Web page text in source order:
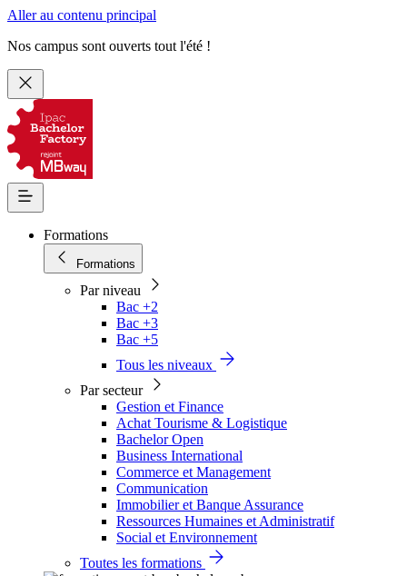
Aller au contenu principal
Nos campus sont ouverts tout l'été !
Formations
Formations
Par niveau
Bac +2
Bac +3
Bac +5
Tous les niveaux
Par secteur
Gestion et Finance
Achat Tourisme & Logistique
Bachelor Open
Business International
Commerce et Management
Communication
Immobilier et Banque Assurance
Ressources Humaines et Administratif
Social et Environnement
Toutes les formations